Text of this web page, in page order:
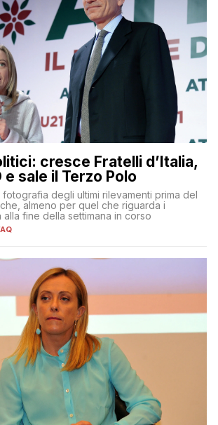
cresce Fratelli d’Italia,
e sale il Terzo Polo
degli ultimi rilevamenti prima del
almeno per quel che riguarda i
fine della settimana in corso